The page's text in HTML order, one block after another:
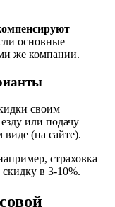
основные
же компании.
своим
или подачу
виде (на сайте).
страховка
в 3-10%.